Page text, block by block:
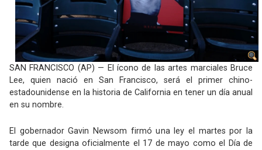
SAN FRANCISCO (AP) — El ícono de las artes marciales Bruce
Lee, quien nació en San Francisco, será el primer chino-
estadounidense en la historia de California en tener un día anual
en su nombre.
El gobernador Gavin Newsom firmó una ley el martes por la
tarde que designa oficialmente el 17 de mayo como el Día de